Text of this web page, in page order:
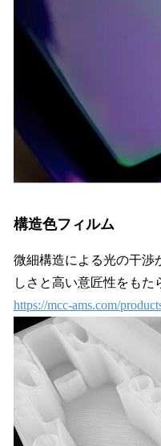
構造色フィルム
微細構造による光の干渉
しさと高い意匠性をもた
https://mcc-ams.com/